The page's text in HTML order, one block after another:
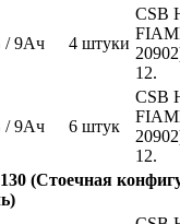
/ 9Ач 4 штуки
CSB
12.
/ 9Ач 6 штук
CSB
12.
(Стоечная